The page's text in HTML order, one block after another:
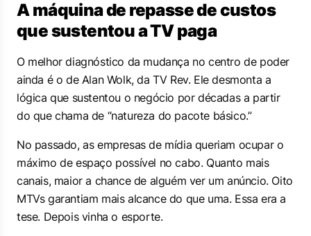
A máquina de repasse de custos
que sustentou a TV paga
O melhor diagnóstico da mudança no centro de poder
ainda é o de Alan Wolk, da TV Rev. Ele desmonta a
lógica que sustentou o negócio por décadas a partir
do que chama de “natureza do pacote básico.”
No passado, as empresas de mídia queriam ocupar o
máximo de espaço possível no cabo. Quanto mais
canais, maior a chance de alguém ver um anúncio. Oito
MTVs garantiam mais alcance do que uma. Essa era a
tese. Depois vinha o esporte.